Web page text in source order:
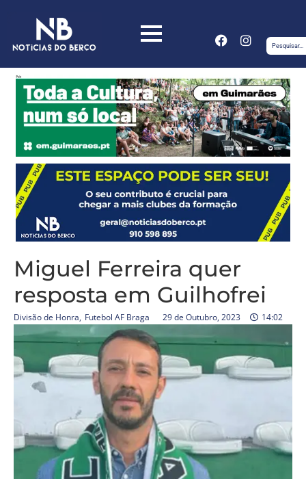
Miguel Ferreira quer
resposta em Guilhofrei
Divisão de Honra, Futebol AF Braga 29 de Outubro, 2023 14:02